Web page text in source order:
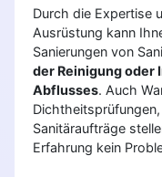
Durch die Expertise
Ausrüstung kann
Sanierungen von
der Reinigung oder
Abflusses. Auch
Sanitäraufträge
Erfahrung kein